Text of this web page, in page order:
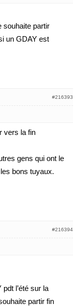
souhaite partir
un GDAY est
#216393
vers la fin
gens qui ont le
bons tuyaux.
#216394
pdt l’été sur la
partir fin